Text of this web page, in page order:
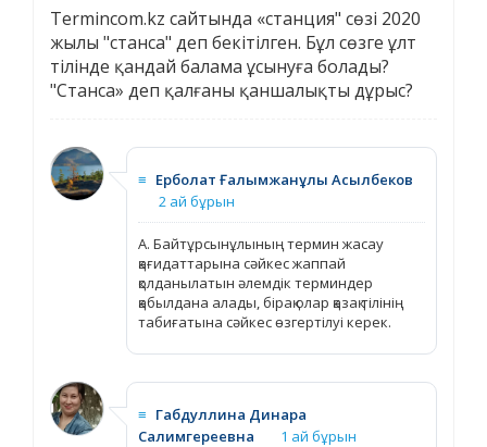
Termincom.kz сайтында «станция" сөзі 2020
жылы "станса" деп бекітілген. Бұл сөзге ұлт
тілінде қандай балама ұсынуға болады?
"Станса» деп қалғаны қаншалықты дұрыс?
≡ Ерболат Ғалымжанұлы Асылбеков
2 ай бұрын
А. Байтұрсынұлының термин жасау
қағидаттарына сәйкес жаппай
қолданылатын әлемдік терминдер
қабылдана алады, бірақ олар қазақ тілінің
табиғатына сәйкес өзгертілуі керек.
≡ Габдуллина Динара
Салимгереевна
1 ай бұрын